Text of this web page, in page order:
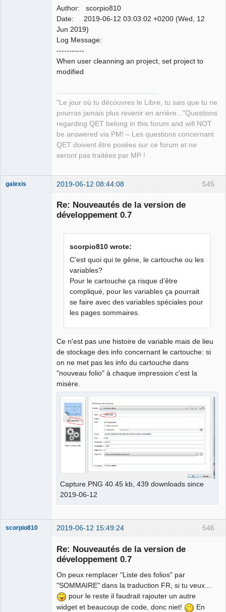
Author: scorpio810
Date: 2019-06-12 03:03:02 +0200 (Wed, 12
Jun 2019)
Log Message:
-----------
When user cleanning an project, set project to
modified
"Le jour où tu découvres le Libre, tu sais que tu ne
pourras jamais plus revenir en arrière..."Questions
regarding QET belong in this forum and will NOT
be answered via PM! – Les questions concernant
QET doivent être posées sur ce forum et ne
seront pas traitées par MP !
545
galexis 2019-06-12 08:44:08
Re: Nouveautés de la version de
développement 0.7
scorpio810 wrote:
C'est quoi qui te gêne, le cartouche ou les
variables?
Pour le cartouche ça risque d’être
compliqué, pour les variables ça pourrait
se faire avec des variables spéciales pour
les pages sommaires.
Ce n'est pas une histoire de variable mais de lieu
de stockage des info concernant le cartouche: si
on ne met pas les info du cartouche dans
"nouveau folio" à chaque impression c'est la
misère.
Capture.PNG 40.45 kb, 439 downloads since
2019-06-12
546
scorpio810 2019-06-12 15:49:24
Re: Nouveautés de la version de
développement 0.7
On peux remplacer "Liste des folios" par
"SOMMAIRE" dans la traduction FR, si tu veux...
pour le reste il faudrait rajouter un autre
widget et beaucoup de code, donc niet!
En